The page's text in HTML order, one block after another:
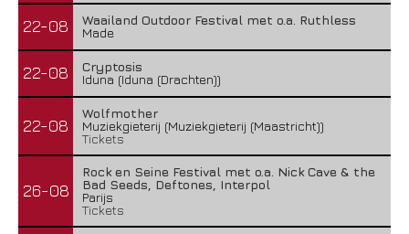
22-08
Waailand Outdoor Festival met o.a. Ruthless
Made
22-08
Cryptosis
Iduna (Iduna (Drachten))
22-08
Wolfmother
Muziekgieterij (Muziekgieterij (Maastricht))
Tickets
26-08
Rock en Seine Festival met o.a. Nick Cave & the
Bad Seeds, Deftones, Interpol
Parijs
Tickets